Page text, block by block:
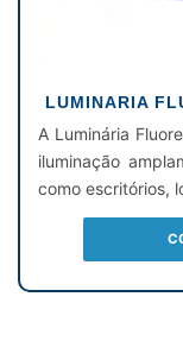
LUMINARIA
A Luminária
iluminação
como escritórios,